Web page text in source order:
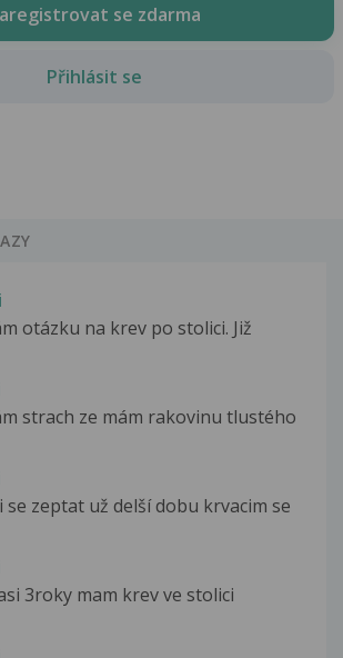
se zdarma
Přihlásit se
otázku na krev po stolici. Již
strach ze mám rakovinu tlustého
se zeptat už delší dobu krvacim se
3roky mam krev ve stolici